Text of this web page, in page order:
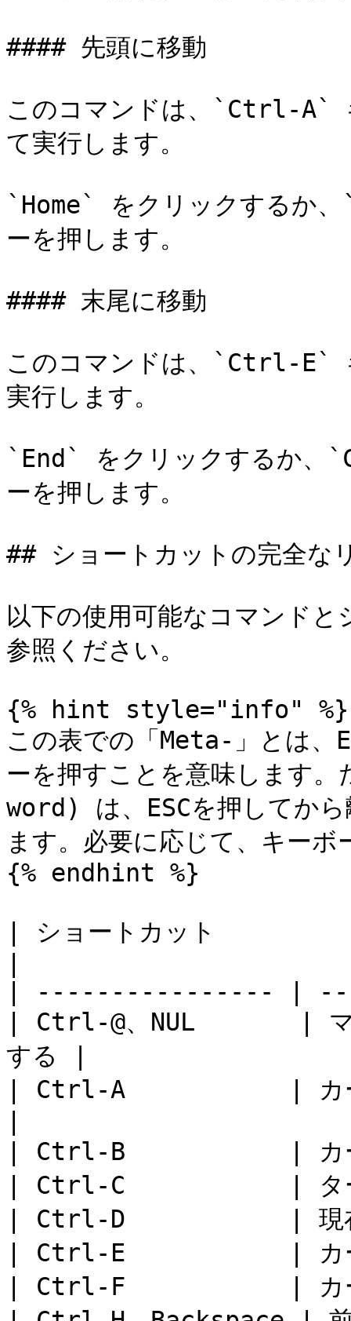
#### 先頭に移動
このコマンドは、`Ctrl-A`
て実行します。
`Home` をクリックする
ーを押します。
#### 末尾に移動
このコマンドは、`Ctrl-E`
実行します。
`End` をクリックするか
ーを押します。
## ショートカットの完全な
以下の使用可能なコマンド
参照ください。
{% hint style="info" %}
この表での「Meta-」とは、
ーを押すことを意味します
word) は、ESCを押してか
ます。必要に応じて、キー
{% endhint %}
| ショートカット
| ---------------- |
| Ctrl-@、NUL       | マウ
する |
| Ctrl-A           | カーソ
| Ctrl-B           | カー
| Ctrl-C           | ター
| Ctrl-D           | 現
| Ctrl-E           | カー
| Ctrl-F           | カー